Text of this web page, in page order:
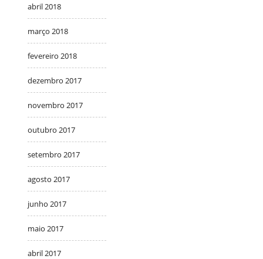
abril 2018
março 2018
fevereiro 2018
dezembro 2017
novembro 2017
outubro 2017
setembro 2017
agosto 2017
junho 2017
maio 2017
abril 2017